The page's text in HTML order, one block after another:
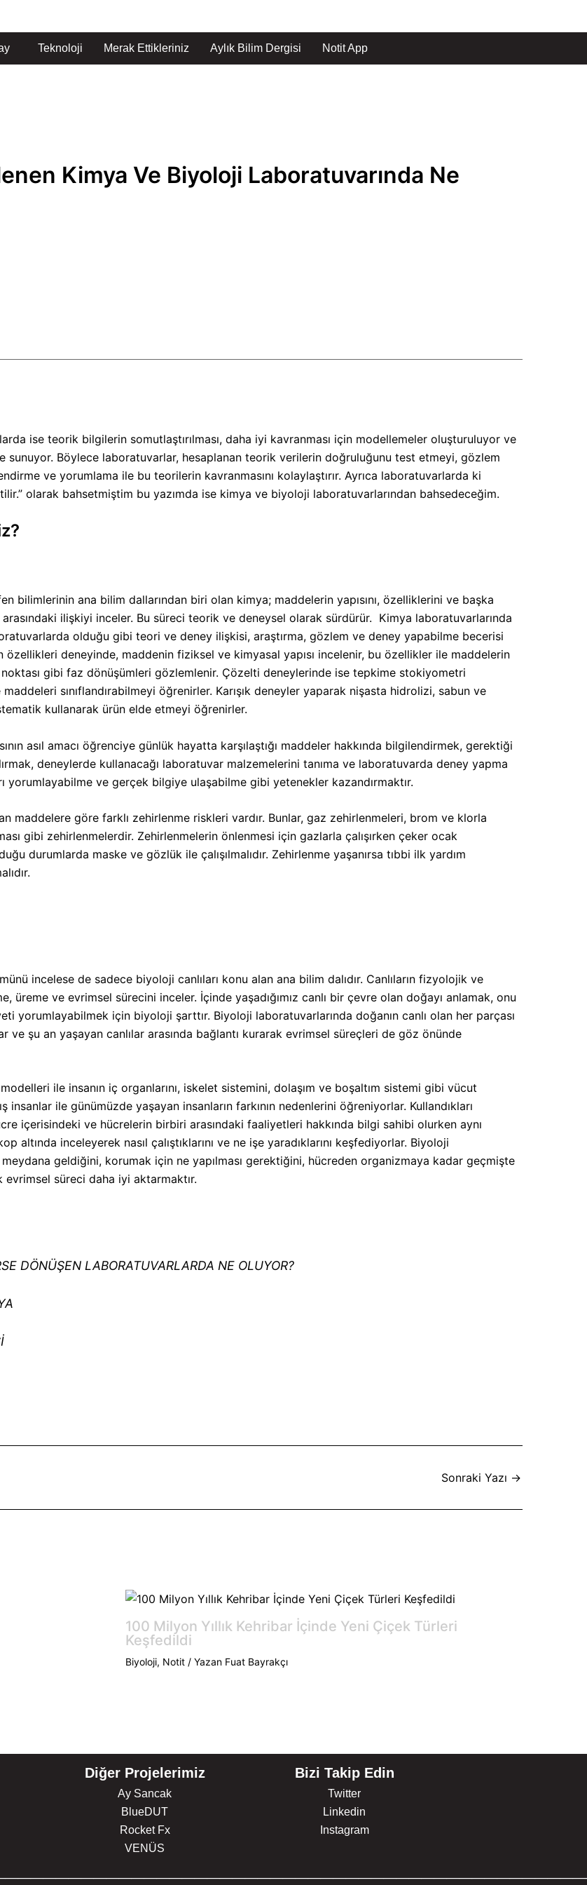
Teknoloji Merak Ettikleriniz Aylık Bilim Dergisi Notit App
Kimya Ve Biyoloji Laboratuvarında Ne
ise teorik bilgilerin somutlaştırılması, daha iyi kavranması için modellemeler oluşturuluyor ve
Böylece laboratuvarlar, hesaplanan teorik verilerin doğruluğunu test etmeyi, gözlem
ve yorumlama ile bu teorilerin kavranmasını kolaylaştırır. Ayrıca laboratuvarlarda ki
olarak bahsetmiştim bu yazımda ise kimya ve biyoloji laboratuvarlarından bahsedeceğim.
ana bilim dallarından biri olan kimya; maddelerin yapısını, özelliklerini ve başka
ilişkiyi inceler. Bu süreci teorik ve deneysel olarak sürdürür. Kimya laboratuvarlarında
olduğu gibi teori ve deney ilişkisi, araştırma, gözlem ve deney yapabilme becerisi
özellikleri deneyinde, maddenin fiziksel ve kimyasal yapısı incelenir, bu özellikler ile maddelerin
noktası gibi faz dönüşümleri gözlemlenir. Çözelti deneylerinde ise tepkime stokiyometri
sınıflandırabilmeyi öğrenirler. Karışık deneyler yaparak nişasta hidrolizi, sabun ve
kullanarak ürün elde etmeyi öğrenirler.
asıl amacı öğrenciye günlük hayatta karşılaştığı maddeler hakkında bilgilendirmek, gerektiği
deneylerde kullanacağı laboratuvar malzemelerini tanıma ve laboratuvarda deney yapma
ve gerçek bilgiye ulaşabilme gibi yetenekler kazandırmaktır.
göre farklı zehirlenme riskleri vardır. Bunlar, gaz zehirlenmeleri, brom ve klorla
gibi zehirlenmelerdir. Zehirlenmelerin önlenmesi için gazlarla çalışırken çeker ocak
durumlarda maske ve gözlük ile çalışılmalıdır. Zehirlenme yaşanırsa tıbbi ilk yardım
incelese de sadece biyoloji canlıları konu alan ana bilim dalıdır. Canlıların fizyolojik ve
üreme ve evrimsel sürecini inceler. İçinde yaşadığımız canlı bir çevre olan doğayı anlamak, onu
yorumlayabilmek için biyoloji şarttır. Biyoloji laboratuvarlarında doğanın canlı olan her parçası
ve şu an yaşayan canlılar arasında bağlantı kurarak evrimsel süreçleri de göz önünde
ile insanın iç organlarını, iskelet sistemini, dolaşım ve boşaltım sistemi gibi vücut
ile günümüzde yaşayan insanların farkının nedenlerini öğreniyorlar. Kullandıkları
içerisindeki ve hücrelerin birbiri arasındaki faaliyetleri hakkında bilgi sahibi olurken aynı
altında inceleyerek nasıl çalıştıklarını ve ne işe yaradıklarını keşfediyorlar. Biyoloji
meydana geldiğini, korumak için ne yapılması gerektiğini, hücreden organizmaya kadar geçmişte
evrimsel süreci daha iyi aktarmaktır.
DÖNÜŞEN LABORATUVARLARDA NE OLUYOR?
Sonraki Yazı →
100 Milyon Yıllık Kehribar İçinde Yeni Çiçek Türleri
Keşfedildi
Biyoloji, Notit/ Yazan Fuat Bayrakçı
Diğer Projelerimiz
Ay Sancak
BlueDUT
Rocket Fx
VENÜS
Bizi Takip Edin
Twitter
Linkedin
Instagram